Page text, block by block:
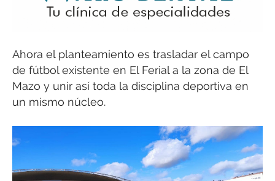
Ahora el planteamiento es trasladar el campo
de fútbol existente en El Ferial a la zona de El
Mazo y unir así toda la disciplina deportiva en
un mismo núcleo.